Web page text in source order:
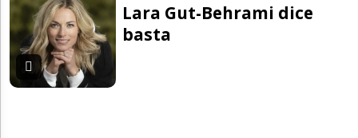
Lara Gut-Behrami dice
basta